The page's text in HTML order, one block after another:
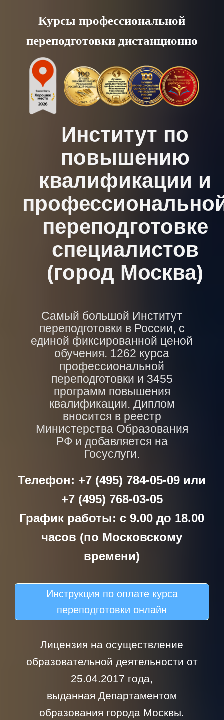
content
Курсы профессиональной
переподготовки дистанционно
Институт по
повышению
квалификации и
переподготовке
специалистов
(город Москва)
Самый большой Институт
переподготовки в России, с
единой фиксированной ценой
обучения. 1262 курса
профессиональной
переподготовки и 3455
программ повышения
квалификации. Диплом
вносится в реестр
Министерства Образования
РФ и добавляется на
Госуслуги.
Телефон: +7 (495) 784-05-09 или
+7 (495) 768-03-05
График работы: с 9.00 до 18.00
часов (по Московскому
времени)
Инструкция по оплате курса
переподготовки онлайн
Лицензия на осуществление
образовательной деятельности от
25.04.2017 года,
выданная Департаментом
образования города Москвы.